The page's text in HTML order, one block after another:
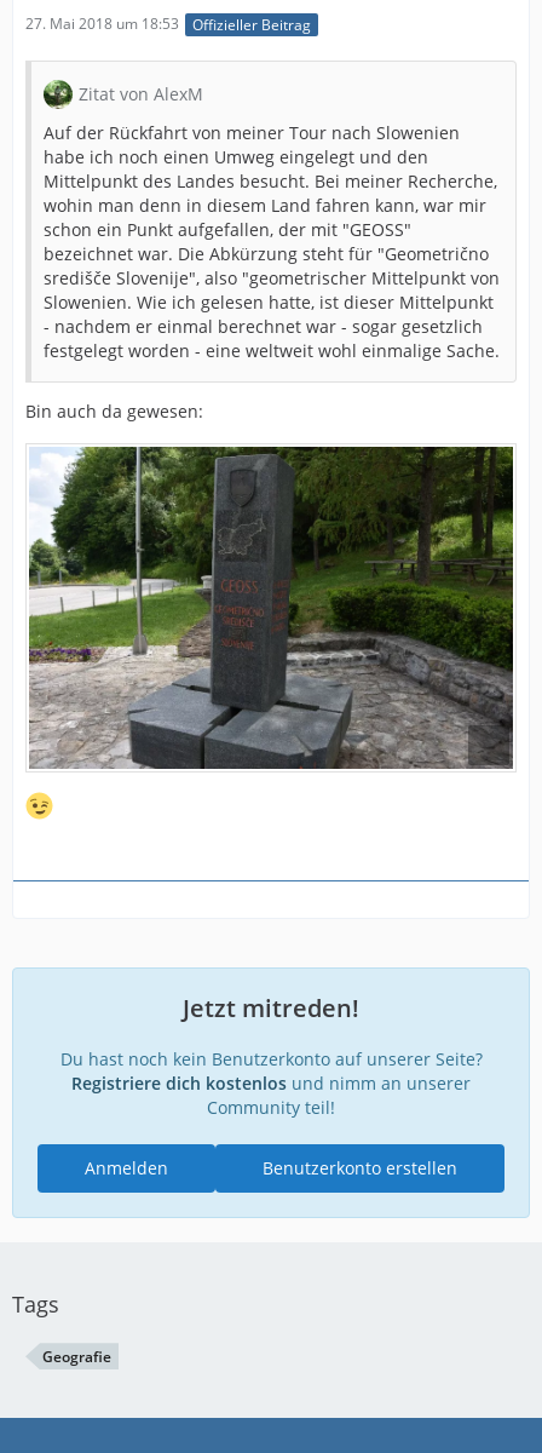
27. Mai 2018 um 18:53 Offizieller Beitrag
Zitat von AlexM
Auf der Rückfahrt von meiner Tour nach Slowenien
habe ich noch einen Umweg eingelegt und den
Mittelpunkt des Landes besucht. Bei meiner Recherche,
wohin man denn in diesem Land fahren kann, war mir
schon ein Punkt aufgefallen, der mit "GEOSS"
bezeichnet war. Die Abkürzung steht für "Geometrično
središče Slovenije", also "geometrischer Mittelpunkt von
Slowenien. Wie ich gelesen hatte, ist dieser Mittelpunkt
- nachdem er einmal berechnet war - sogar gesetzlich
festgelegt worden - eine weltweit wohl einmalige Sache.
Bin auch da gewesen:
Jetzt mitreden!
Du hast noch kein Benutzerkonto auf unserer Seite?
Registriere dich kostenlos und nimm an unserer
Community teil!
Benutzerkonto erstellen
Anmelden
Tags
Geografie